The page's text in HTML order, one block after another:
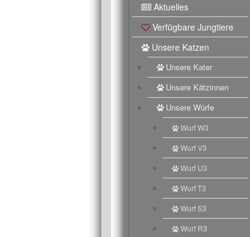
Aktuelles
Verfügbare Jungtiere
Unsere Katzen
Unsere Kater
Unsere Kätzinnen
Unsere Würfe
Wurf W3
Wurf V3
Wurf U3
Wurf T3
Wurf S3
Wurf R3